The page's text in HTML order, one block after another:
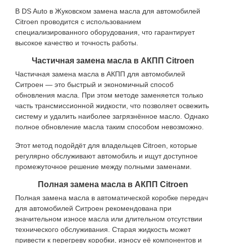
В DS Auto в Жуковском замена масла для автомобилей
Citroen проводится с использованием
специализированного оборудования, что гарантирует
высокое качество и точность работы.
Частичная замена масла в АКПП Citroen
Частичная замена масла в АКПП для автомобилей
Ситроен — это быстрый и экономичный способ
обновления масла. При этом методе заменяется только
часть трансмиссионной жидкости, что позволяет освежить
систему и удалить наиболее загрязнённое масло. Однако
полное обновление масла таким способом невозможно.
Этот метод подойдёт для владельцев Citroen, которые
регулярно обслуживают автомобиль и ищут доступное
промежуточное решение между полными заменами.
Полная замена масла в АКПП Citroen
Полная замена масла в автоматической коробке передач
для автомобилей Ситроен рекомендована при
значительном износе масла или длительном отсутствии
технического обслуживания. Старая жидкость может
привести к перегреву коробки, износу её компонентов и